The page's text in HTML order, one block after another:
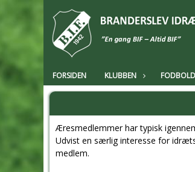
FORSIDEN KLUBBEN FODBOLD
Æresmedlemmer har typisk
Udvist en særlig interesse for
medlem.